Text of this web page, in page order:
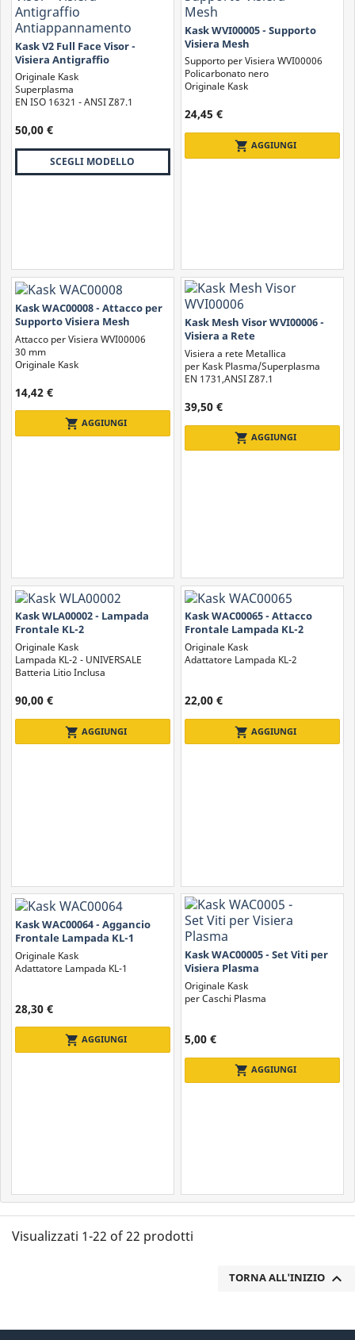
Kask V2 Full Face Visor -
Visiera Antigraffio
Antiappannamento
Originale Kask
Superplasma
EN ISO 16321 - ANSI Z87.1
50,00 €
SCEGLI MODELLO
Kask WVI00005 - Supporto
Visiera Mesh
Supporto per Visiera WVI00006
Policarbonato nero
Originale Kask
24,45 €
shopping_cart AGGIUNGI
Kask WAC00008 - Attacco per
Supporto Visiera Mesh
Attacco per Visiera WVI00006
30 mm
Originale Kask
14,42 €
shopping_cart AGGIUNGI
Kask Mesh Visor WVI00006 -
Visiera a Rete
Visiera a rete Metallica
per Kask Plasma/Superplasma
EN 1731,ANSI Z87.1
39,50 €
shopping_cart AGGIUNGI
Kask WLA00002 - Lampada
Frontale KL-2
Originale Kask
Lampada KL-2 - UNIVERSALE
Batteria Litio Inclusa
90,00 €
shopping_cart AGGIUNGI
Kask WAC00065 - Attacco
Frontale Lampada KL-2
Originale Kask
Adattatore Lampada KL-2
22,00 €
shopping_cart AGGIUNGI
Kask WAC00064 - Aggancio
Frontale Lampada KL-1
Originale Kask
Adattatore Lampada KL-1
28,30 €
shopping_cart AGGIUNGI
Kask WAC00005 - Set Viti per
Visiera Plasma
Originale Kask
per Caschi Plasma
5,00 €
shopping_cart AGGIUNGI
Visualizzati 1-22 of 22 prodotti
TORNA ALL'INIZIO 